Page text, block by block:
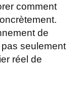
comment
de
seulement
réel de